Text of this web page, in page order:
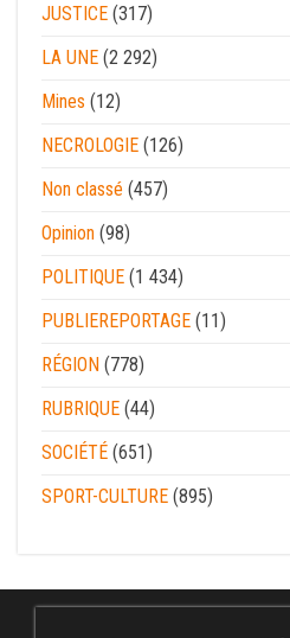
JUSTICE (317)
LA UNE (2 292)
Mines (12)
NECROLOGIE (126)
Non classé (457)
Opinion (98)
POLITIQUE (1 434)
PUBLIEREPORTAGE (11)
RÉGION (778)
RUBRIQUE (44)
SOCIÉTÉ (651)
SPORT-CULTURE (895)